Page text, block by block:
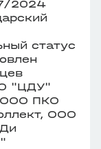
2024
статус
"ЦДУ"
ООО ПКО
ООО